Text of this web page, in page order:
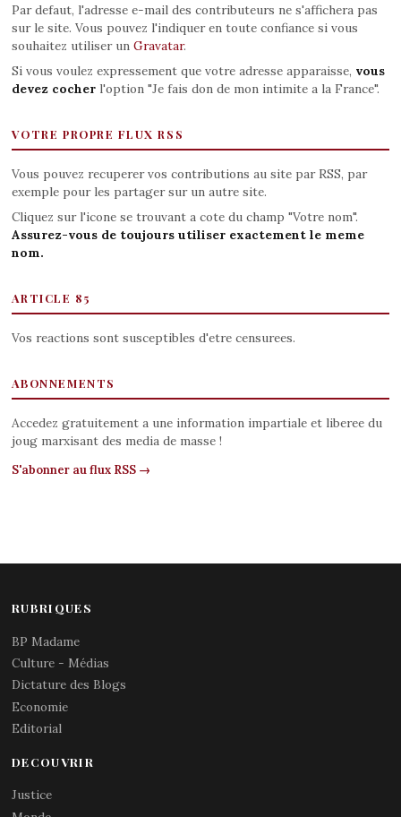
Par defaut, l'adresse e-mail des contributeurs ne s'affichera pas
sur le site. Vous pouvez l'indiquer en toute confiance si vous
souhaitez utiliser un Gravatar.
Si vous voulez expressement que votre adresse apparaisse, vous
devez cocherl'option "Je fais don de mon intimite a la France".
VOTRE PROPRE FLUX RSS
Vous pouvez recuperer vos contributions au site par RSS, par
exemple pour les partager sur un autre site.
Cliquez sur l'icone se trouvant a cote du champ "Votre nom".
Assurez-vous de toujours utiliser exactement le meme
nom.
ARTICLE 85
Vos reactions sont susceptibles d'etre censurees.
ABONNEMENTS
Accedez gratuitement a une information impartiale et liberee du
joug marxisant des media de masse !
S'abonner au flux RSS →
RUBRIQUES
BP Madame
Culture - Médias
Dictature des Blogs
Economie
Editorial
DECOUVRIR
Justice